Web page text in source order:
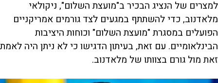
למצרים של הנציג הבכיר ב"מועצת השלום", ניקולאי
מלאדנוב, כדי להשתתף במגעים לצד גורמים אמריקניים
הפועלים במסגרת "מועצת השלום" וכוחות היציבות
הבינלאומיים. עם זאת, בעיתון הדגישו כי לא ניתן היה לאמת
זאת מול גורם בצוותו של מלאדנוב.